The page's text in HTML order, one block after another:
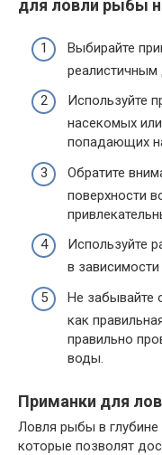
для ловли рыбы
Выбирайте
реалистичным
Используйте
насекомых
попадающих
Обратите
поверхности
Используйте
в
Не забывайте
как
правильно
воды.
Приманки для
Ловля рыбы в глубине
которые позволят